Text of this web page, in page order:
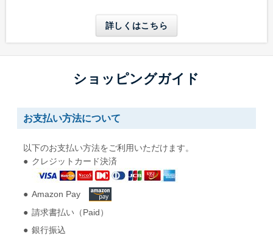
A4三つ折りが入る A4三つ折りが入る
W92 x H235 mm
長形40号
W90 x H225 mm
W287 x H382 mm
B4用紙が折らずに入る
W270 x H382 mm
角形2号
W240 x H332 mm
A4用紙が折らずに入る
詳しくはこちら
ショッピングガイド
お支払い方法について
以下のお支払い方法をご利用いただけます。
クレジットカード決済
Amazon Pay
請求書払い（Paid）
銀行振込